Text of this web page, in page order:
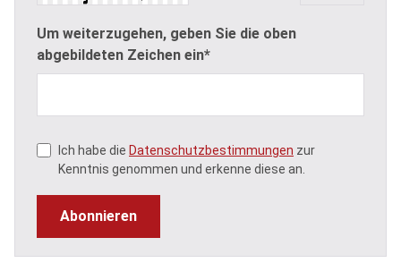
Um weiterzugehen, geben Sie die oben
abgebildeten Zeichen ein*
Ich habe die Datenschutzbestimmungen zur
Kenntnis genommen und erkenne diese an.
Abonnieren